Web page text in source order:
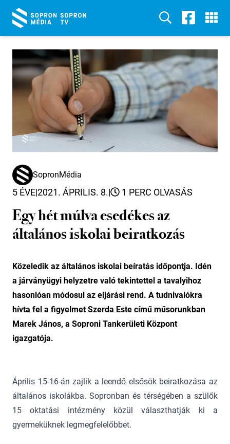
SopronMédia
5 ÉVE|2021. ÁPRILIS. 8.| 1 PERC OLVASÁS
Egy hét múlva esedékes az
általános iskolai beiratkozás
Közeledik az általános iskolai beíratás időpontja. Idén
a járványügyi helyzetre való tekintettel a tavalyihoz
hasonlóan módosul az eljárási rend. A tudnivalókra
hívta fel a figyelmet Szerda Este című műsorunkban
Marek János, a Soproni Tankerületi Központ
igazgatója.
Április 15-16-án zajlik a leendő elsősök beiratkozása az
általános iskolákba. Sopronban és térségében a szülők
15 oktatási intézmény közül választhatják ki a
gyermeküknek legmegfelelőbbet.